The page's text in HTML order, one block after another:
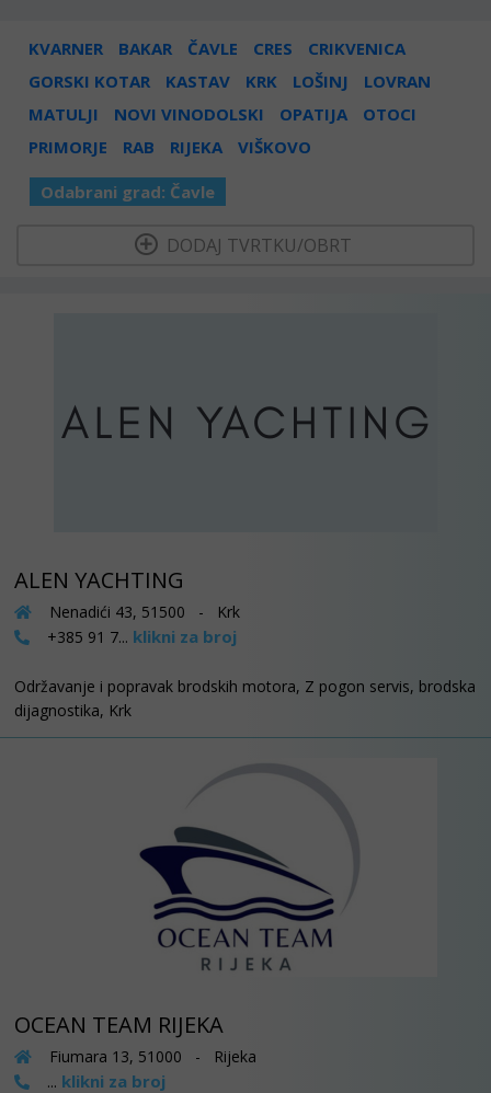
KVARNER BAKAR ČAVLE CRES
CRIKVENICA
GORSKI KOTAR
KASTAV KRK LOŠINJ
LOVRAN
MATULJI
NOVI VINODOLSKI OPATIJA
OTOCI
PRIMORJE
RAB RIJEKA VIŠKOVO
Odabrani grad: Čavle
DODAJ TVRTKU/OBRT
ALEN YACHTING
Nenadići 43, 51500 - Krk
+385 91 7... klikni za broj
Održavanje i popravak brodskih motora, Z pogon servis, brodska
dijagnostika, Krk
OCEAN TEAM RIJEKA
Fiumara 13, 51000 - Rijeka
... klikni za broj